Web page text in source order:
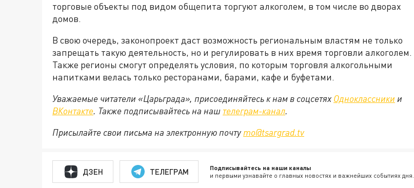
торговые объекты под видом общепита торгуют алкоголем, в том числе во дворах
домов.
В свою очередь, законопроект даст возможность региональным властям не только
запрещать такую деятельность, но и регулировать в них время торговли алкоголем.
Также регионы смогут определять условия, по которым торговля алкогольными
напитками велась только ресторанами, барами, кафе и буфетами.
Уважаемые читатели «Царьграда», присоединяйтесь к нам в соцсетях Одноклассники и
ВКонтакте. Также подписывайтесь на наш телеграм-канал.
Присылайте свои письма на электронную почту mo@tsargrad.tv
ДЗЕН ТЕЛЕГРАМ Подписывайтесь на наши каналы
и первыми узнавайте о главных новостях и важнейших событиях дня.